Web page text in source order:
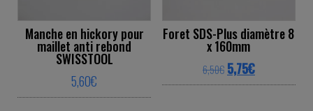
Manche en hickory pour
maillet anti rebond
SWISSTOOL
5,60€
Foret SDS-Plus diamètre 8
x 160mm
6,50€ Original price was:
5,75€Current